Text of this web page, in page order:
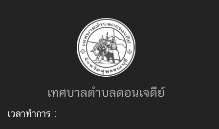
เทศบาลตำบลดอนเจดีย์
เวลาทำการ :